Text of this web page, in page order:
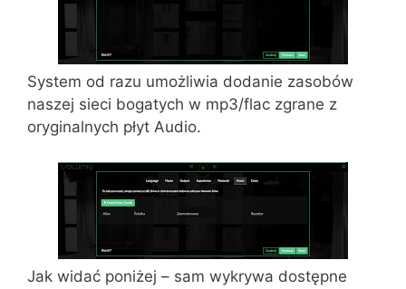
System od razu umożliwia dodanie zasobów
naszej sieci bogatych w mp3/flac zgrane z
oryginalnych płyt Audio.
Jak widać poniżej – sam wykrywa dostępne